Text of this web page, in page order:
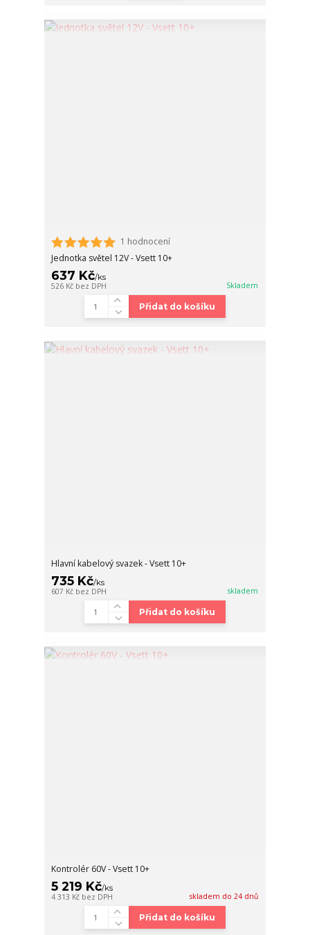
1 hodnocení
Jednotka světel 12V - Vsett 10+
637 Kč/ks
526 Kč bez DPH Skladem
Přidat do košíku
Hlavní kabelový svazek - Vsett 10+
735 Kč/ks
607 Kč bez DPH skladem
Přidat do košíku
Kontrolér 60V - Vsett 10+
5 219 Kč/ks
4 313 Kč bez DPH skladem do 24 dnů
Přidat do košíku